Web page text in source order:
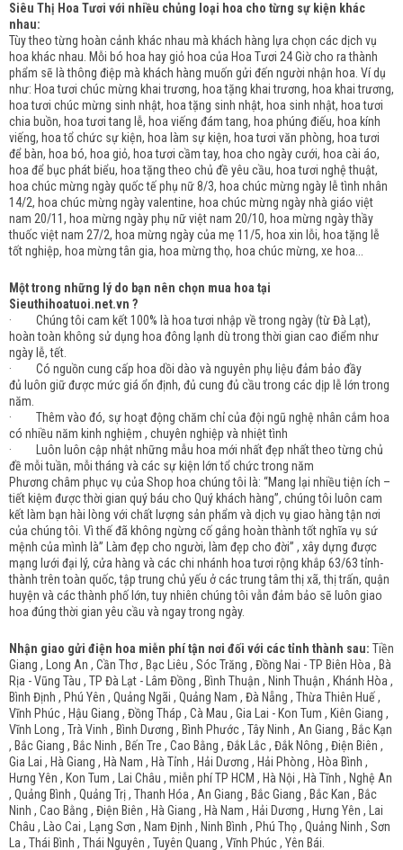
Siêu Thị Hoa Tươi với nhiều chủng loại hoa cho từng sự kiện khác
nhau:
Tùy theo từng hoàn cảnh khác nhau mà khách hàng lựa chọn các dịch vụ
hoa khác nhau. Mỗi bó hoa hay giỏ hoa của Hoa Tươi 24 Giờ cho ra thành
phẩm sẽ là thông điệp mà khách hàng muốn gửi đến người nhận hoa. Ví dụ
như: Hoa tươi chúc mừng khai trương, hoa tặng khai trương, hoa khai trương,
hoa tươi chúc mừng sinh nhật, hoa tặng sinh nhật, hoa sinh nhật, hoa tươi
chia buồn, hoa tươi tang lễ, hoa viếng đám tang, hoa phúng điếu, hoa kính
viếng, hoa tổ chức sự kiện, hoa làm sự kiện, hoa tươi văn phòng, hoa tươi
để bàn, hoa bó, hoa giỏ, hoa tươi cầm tay, hoa cho ngày cưới, hoa cài áo,
hoa để bục phát biểu, hoa tặng theo chủ đề yêu cầu, hoa tươi nghệ thuật,
hoa chúc mừng ngày quốc tế phụ nữ 8/3, hoa chúc mừng ngày lễ tình nhân
14/2, hoa chúc mừng ngày valentine, hoa chúc mừng ngày nhà giáo việt
nam 20/11, hoa mừng ngày phụ nữ việt nam 20/10, hoa mừng ngày thầy
thuốc việt nam 27/2, hoa mừng ngày của mẹ 11/5, hoa xin lỗi, hoa tặng lễ
tốt nghiệp, hoa mừng tân gia, hoa mừng thọ, hoa chúc mừng, xe hoa...
Một trong những lý do bạn nên chọn mua hoa tại
Sieuthihoatuoi.net.vn ?
· Chúng tôi cam kết 100% là hoa tươi nhập về trong ngày (từ Đà Lạt),
hoàn toàn không sử dụng hoa đông lạnh dù trong thời gian cao điểm như
ngày lễ, tết.
· Có nguồn cung cấp hoa dồi dào và nguyên phụ liệu đảm bảo đầy
đủ luôn giữ được mức giá ổn định, đủ cung đủ cầu trong các dịp lễ lớn trong
năm.
· Thêm vào đó, sự hoạt động chăm chỉ của đội ngũ nghệ nhân cắm hoa
có nhiều năm kinh nghiệm , chuyên nghiệp và nhiệt tình
· Luôn luôn cập nhật những mẫu hoa mới nhất đẹp nhất theo từng chủ
đề mỗi tuần, mỗi tháng và các sự kiện lớn tổ chức trong năm
Phương châm phục vụ của Shop hoa chúng tôi là: “Mang lại nhiều tiện ích –
tiết kiệm được thời gian quý báu cho Quý khách hàng”, chúng tôi luôn cam
kết làm bạn hài lòng với chất lượng sản phẩm và dịch vụ giao hàng tận nơi
của chúng tôi. Vì thế đã không ngừng cố gắng hoàn thành tốt nghĩa vụ sứ
mệnh của mình là” Làm đẹp cho người, làm đẹp cho đời” , xây dựng được
mạng lưới đại lý, cửa hàng và các chi nhánh hoa tươi rộng khắp 63/63 tỉnh-
thành trên toàn quốc, tập trung chủ yếu ở các trung tâm thị xã, thị trấn, quận
huyện và các thành phố lớn, tuy nhiên chúng tôi vẫn đảm bảo sẽ luôn giao
hoa đúng thời gian yêu cầu và ngay trong ngày.
Nhận giao gửi điện hoa miễn phí tận nơi đối với các tỉnh thành sau: Tiền
Giang , Long An , Cần Thơ , Bạc Liêu , Sóc Trăng , Đồng Nai - TP Biên Hòa , Bà
Rịa - Vũng Tàu , TP Đà Lạt - Lâm Đồng , Bình Thuận , Ninh Thuận , Khánh Hòa ,
Bình Định , Phú Yên , Quảng Ngãi , Quảng Nam , Đà Nẵng , Thừa Thiên Huế ,
Vĩnh Phúc , Hậu Giang , Đồng Tháp , Cà Mau , Gia Lai - Kon Tum , Kiên Giang ,
Vĩnh Long , Trà Vinh , Bình Dương , Bình Phước , Tây Ninh , An Giang , Bắc Kạn
, Bắc Giang , Bắc Ninh , Bến Tre , Cao Bằng , Đắk Lắc , Đắk Nông , Điện Biên ,
Gia Lai , Hà Giang , Hà Nam , Hà Tỉnh , Hải Dương , Hải Phòng , Hòa Bình ,
Hưng Yên , Kon Tum , Lai Châu , miễn phí TP HCM , Hà Nội , Hà Tĩnh , Nghệ An
, Quảng Bình , Quảng Trị , Thanh Hóa , An Giang , Bắc Giang , Bắc Kan , Bắc
Ninh , Cao Bằng , Điện Biên , Hà Giang , Hà Nam , Hải Dương , Hưng Yên , Lai
Châu , Lào Cai , Lạng Sơn , Nam Định , Ninh Bình , Phú Thọ , Quảng Ninh , Sơn
La , Thái Bình , Thái Nguyên , Tuyên Quang , Vĩnh Phúc , Yên Bái.